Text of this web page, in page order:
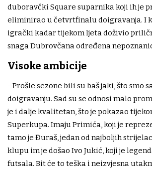
duboravčki Square suparnika koji ih je
eliminirao u četvrtfinalu doigravanja. I
igrački kadar tijekom ljeta doživio
snaga Dubrovčana određena
Visoke ambicije
- Prošle sezone bili su baš jaki, što smo
doigravanju. Sad su se odnosi malo
je i dalje kvalitetan, što je pokazao
Superkupa. Imaju Primića, koji je
tamo je Đuraš, jedan od najboljih
klupu im je došao Ivo Jukić, koji je
futsala. Bit će to teška i neizvjesna